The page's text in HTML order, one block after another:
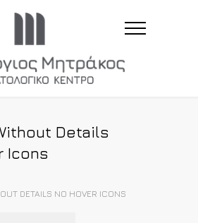
Details
Icons
DETAILS NO HOVER ICONS